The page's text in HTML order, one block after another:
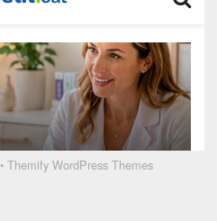
•Themify WordPress Themes